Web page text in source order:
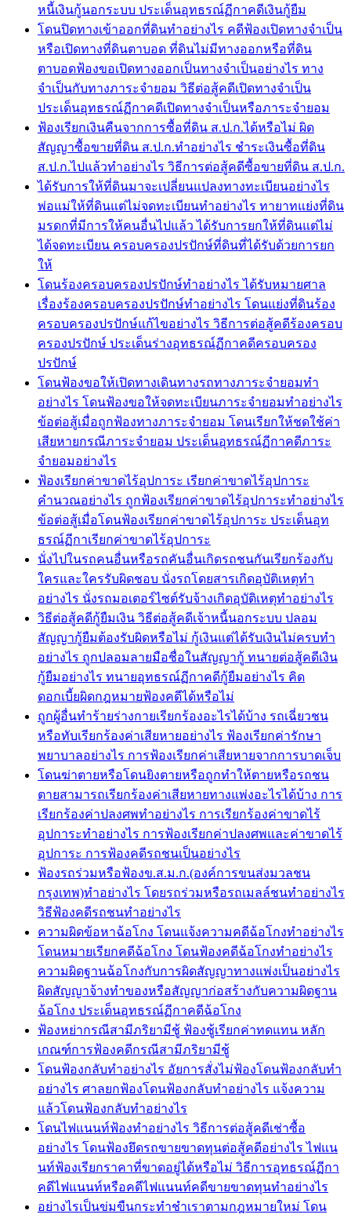
หนี้เงินกู้นอกระบบ ประเด็นอุทธรณ์ฏีกาคดีเงินกู้ยืม
โดนปิดทางเข้าออกที่ดินทำอย่างไร คดีฟ้องเปิดทางจำเป็น
หรือเปิดทางที่ดินตาบอด ที่ดินไม่มีทางออกหรือที่ดิน
ตาบอดฟ้องขอเปิดทางออกเป็นทางจำเป็นอย่างไร ทาง
จำเป็นกับทางภาระจำยอม วิธีต่อสู้คดีเปิดทางจำเป็น
ประเด็นอุทธรณ์ฏีกาคดีเปิดทางจำเป็นหรือภาระจำยอม
ฟ้องเรียกเงินคืนจากการซื้อที่ดิน ส.ป.ก.ได้หรือไม่ ผิด
สัญญาซื้อขายที่ดิน ส.ป.ก.ทำอย่างไร ชำระเงินซื้อที่ดิน
ส.ป.ก.ไปแล้วทำอย่างไร วิธีการต่อสู้คดีซื้อขายที่ดิน ส.ป.ก.
ได้รับการให้ที่ดินมาจะเปลี่ยนแปลงทางทะเบียนอย่างไร
พ่อแม่ให้ที่ดินแต่ไม่จดทะเบียนทำอย่างไร ทายาทแย่งที่ดิน
มรดกที่มีการให้คนอื่นไปแล้ว ได้รับการยกให้ที่ดินแต่ไม่
ได้จดทะเบียน ครอบครองปรปักษ์ที่ดินที่ได้รับด้วยการยก
ให้
โดนร้องครอบครองปรปักษ์ทำอย่างไร ได้รับหมายศาล
เรื่องร้องครอบครองปรปักษ์ทำอย่างไร โดนแย่งที่ดินร้อง
ครอบครองปรปักษ์แก้ไขอย่างไร วิธีการต่อสู้คดีร้องครอบ
ครองปรปักษ์ ประเด็นร่างอุทธรณ์ฏีกาคดีครอบครอง
ปรปักษ์
โดนฟ้องขอให้เปิดทางเดินทางรถทางภาระจำยอมทำ
อย่างไร โดนฟ้องขอให้จดทะเบียนภาระจำยอมทำอย่างไร
ข้อต่อสู้เมื่อถูกฟ้องทางภาระจำยอม โดนเรียกให้ชดใช้ค่า
เสียหายกรณีภาระจำยอม ประเด็นอุทธรณ์ฏีกาคดีภาระ
จำยอมอย่างไร
ฟ้องเรียกค่าขาดไร้อุปการะ เรียกค่าขาดไร้อุปการะ
คำนวณอย่างไร ถูกฟ้องเรียกค่าขาดไร้อุปการะทำอย่างไร
ข้อต่อสู้เมื่อโดนฟ้องเรียกค่าขาดไร้อุปการะ ประเด็นอุท
ธรณ์ฏีกาเรียกค่าขาดไร้อุปการะ
นั่งไปในรถคนอื่นหรือรถคันอื่นเกิดรถชนกันเรียกร้องกับ
ใครและใครรับผิดชอบ นั่งรถโดยสารเกิดอุบัติเหตุทำ
อย่างไร นั่งรถมอเตอร์ไซต์รับจ้างเกิดอุบัติเหตุทำอย่างไร
วิธีต่อสู้คดีกู้ยืมเงิน วิธีต่อสู้คดีเจ้าหนี้นอกระบบ ปลอม
สัญญากู้ยืมต้องรับผิดหรือไม่ กู้เงินแต่ได้รับเงินไม่ครบทำ
อย่างไร ถูกปลอมลายมือชื่อในสัญญากู้ ทนายต่อสู้คดีเงิน
กู้ยืมอย่างไร ทนายอุทธรณ์ฏีกาคดีกู้ยืมอย่างไร คิด
ดอกเบี้ยผิดกฎหมายฟ้องคดีได้หรือไม่
ถูกผู้อื่นทำร้ายร่างกายเรียกร้องอะไรได้บ้าง รถเฉี่ยวชน
หรือทับเรียกร้องค่าเสียหายอย่างไร ฟ้องเรียกค่ารักษา
พยาบาลอย่างไร การฟ้องเรียกค่าเสียหายจากการบาดเจ็บ
โดนฆ่าตายหรือโดนยิงตายหรือถูกทำให้ตายหรือรถชน
ตายสามารถเรียกร้องค่าเสียหายทางแพ่งอะไรได้บ้าง การ
เรียกร้องค่าปลงศพทำอย่างไร การเรียกร้องค่าขาดไร้
อุปการะทำอย่างไร การฟ้องเรียกค่าปลงศพและค่าขาดไร้
อุปการะ การฟ้องคดีรถชนเป็นอย่างไร
ฟ้องรถร่วมหรือฟ้องข.ส.ม.ก.(องค์การขนส่งมวลชน
กรุงเทพ)ทำอย่างไร โดยรถร่วมหรือรถเมลล์ชนทำอย่างไร
วิธีฟ้องคดีรถชนทำอย่างไร
ความผิดข้อหาฉ้อโกง โดนแจ้งความคดีฉ้อโกงทำอย่างไร
โดนหมายเรียกคดีฉ้อโกง โดนฟ้องคดีฉ้อโกงทำอย่างไร
ความผิดฐานฉ้อโกงกับการผิดสัญญาทางแพ่งเป็นอย่างไร
ผิดสัญญาจ้างทำของหรือสัญญาก่อสร้างกับความผิดฐาน
ฉ้อโกง ประเด็นอุทธรณ์ฏีกาคดีฉ้อโกง
ฟ้องหย่ากรณีสามีภริยามีชู้ ฟ้องชู้เรียกค่าทดแทน หลัก
เกณฑ์การฟ้องคดีกรณีสามีภริยามีชู้
โดนฟ้องกลับทำอย่างไร อัยการสั่งไม่ฟ้องโดนฟ้องกลับทำ
อย่างไร ศาลยกฟ้องโดนฟ้องกลับทำอย่างไร แจ้งความ
แล้วโดนฟ้องกลับทำอย่างไร
โดนไฟแนนท์ฟ้องทำอย่างไร วิธีการต่อสู้คดีเช่าซื้อ
อย่างไร โดนฟ้องยึดรถขายขาดทุนต่อสู้คดีอย่างไร ไฟแน
นท์ฟ้องเรียกราคาที่ขาดอยู่ได้หรือไม่ วิธีการอุทธรณ์ฏีกา
คดีไฟแนนท์หรือคดีไฟแนนท์คดีขายขาดทุนทำอย่างไร
อย่างไรเป็นข่มขืนกระทำชำเราตามกฎหมายใหม่ โดน